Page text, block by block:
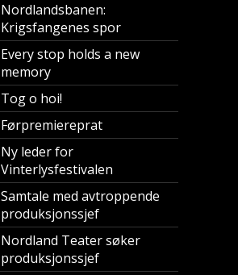
Nordlandsbanen:
Krigsfangenes spor
Every stop holds a new
memory
Tog o hoi!
Førpremiereprat
Ny leder for
Vinterlysfestivalen
Samtale med avtroppende
produksjonssjef
Nordland Teater søker
produksjonssjef